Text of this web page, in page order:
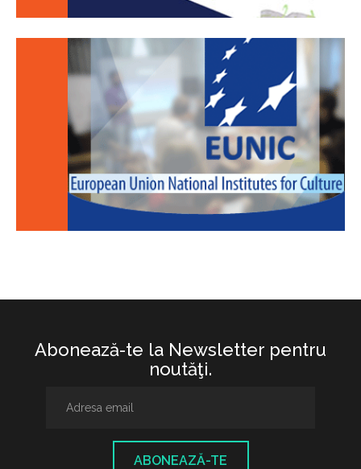
Abonează-te la Newsletter pentru
noutăţi.
ABONEAZĂ-TE